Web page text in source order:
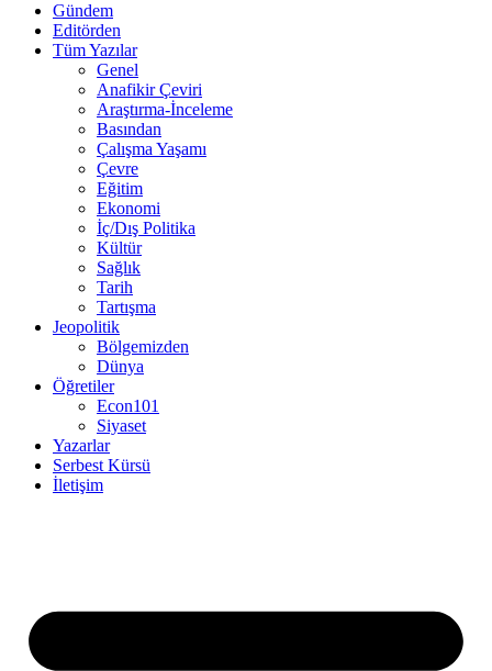
Gündem
Editörden
Tüm Yazılar
Genel
Anafikir Çeviri
Araştırma-İnceleme
Basından
Çalışma Yaşamı
Çevre
Eğitim
Ekonomi
İç/Dış Politika
Kültür
Sağlık
Tarih
Tartışma
Jeopolitik
Bölgemizden
Dünya
Öğretiler
Econ101
Siyaset
Yazarlar
Serbest Kürsü
İletişim